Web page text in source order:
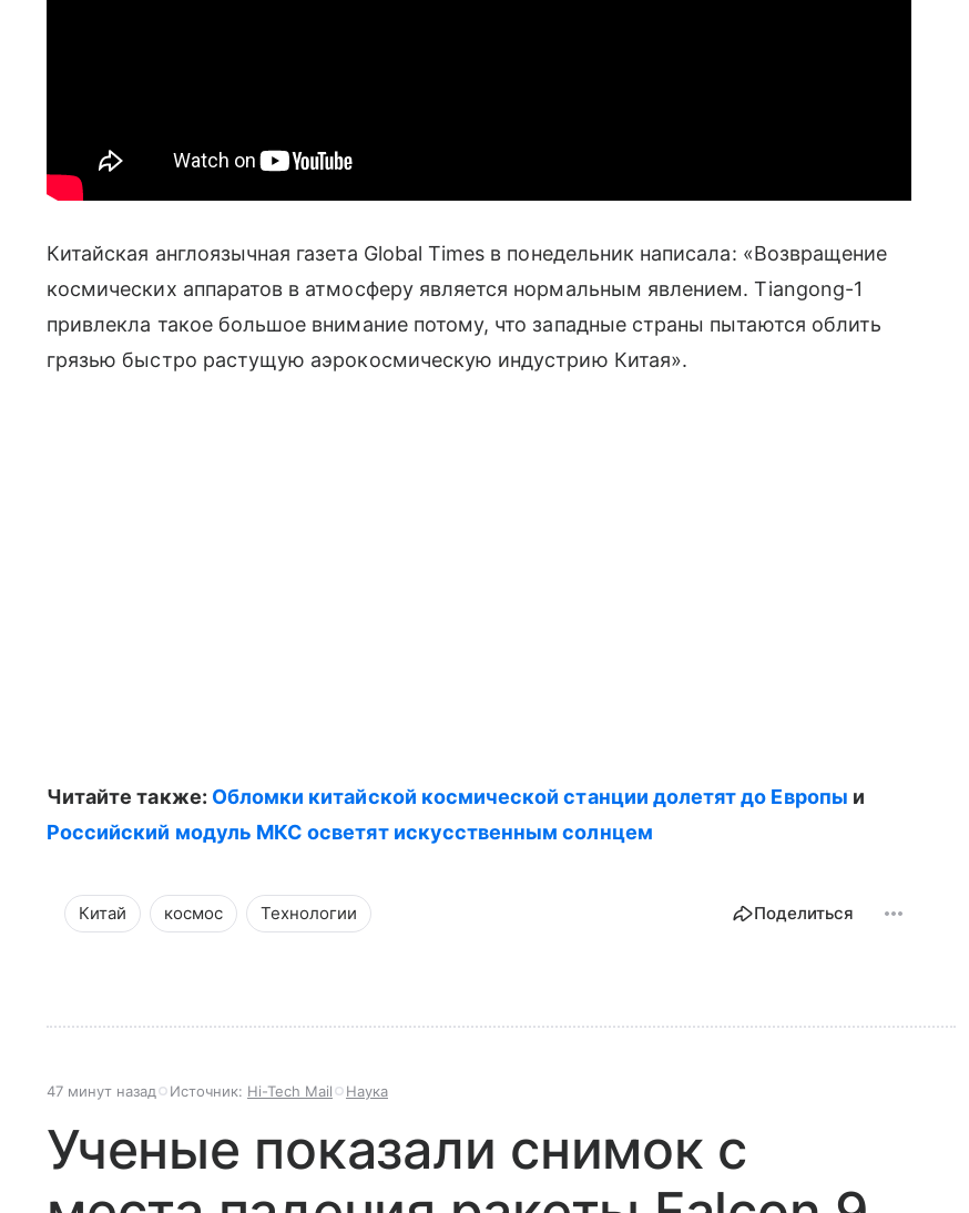
Китайская англоязычная газета Global Times в понедельник написала: «Возвращение
космических аппаратов в атмосферу является нормальным явлением. Tiangong-1
привлекла такое большое внимание потому, что западные страны пытаются облить
грязью быстро растущую аэрокосмическую индустрию Китая».
Читайте также: Обломки китайской космической станции долетят до Европы и
Российский модуль МКС осветят искусственным солнцем
Китай космос Технологии Поделиться
47 минут назад Источник: Hi-Tech Mail Наука
Ученые показали снимок с